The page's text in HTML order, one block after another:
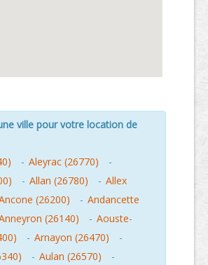
ville pour votre location de
- Aleyrac (26770)
-
- Allan (26780) - Allex
(26200) - Andancette
(26140) - Aouste-
- Arnayon (26470)
-
- Aulan (26570)
-